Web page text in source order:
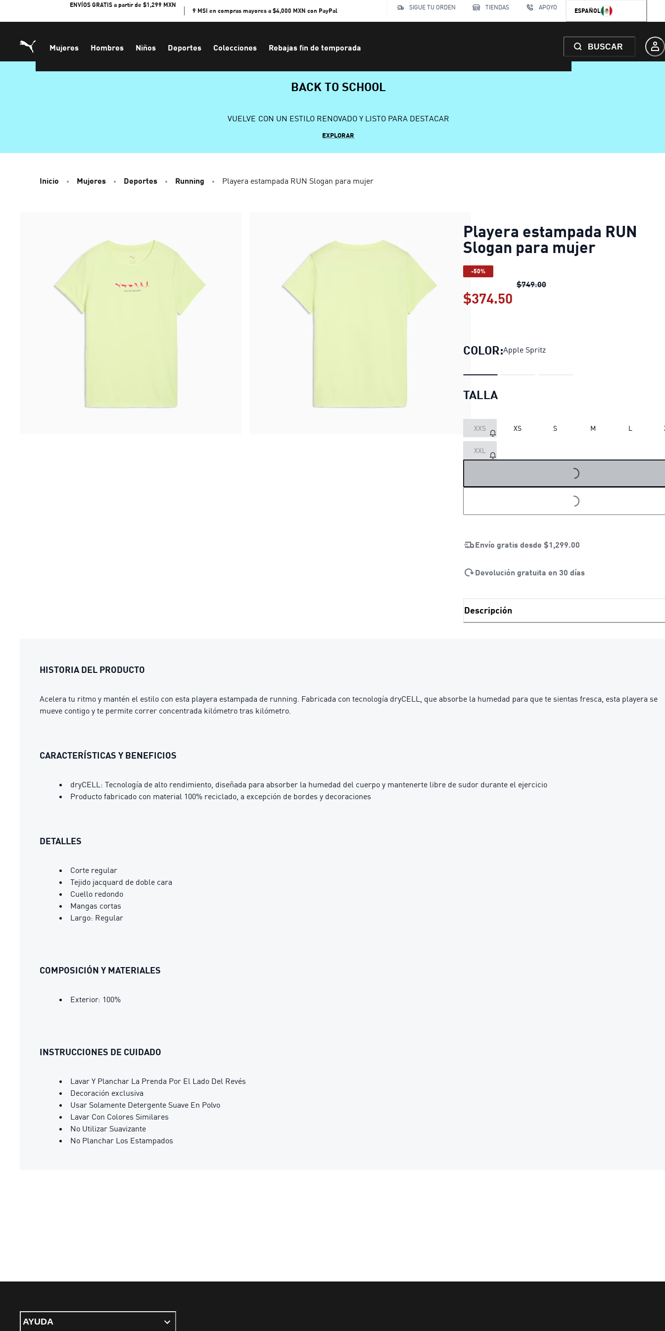
ENVÍOS GRATIS a partir de $1,299 MXN
9 MSI en compras mayores a $4,000 MXN con PayPal
SIGUE TU ORDEN TIENDAS APOYO ESPAÑOL
Mujeres Hombres Niños Deportes Colecciones Rebajas fin de temporada BUSCAR
BACK TO SCHOOL
VUELVE CON UN ESTILO RENOVADO Y LISTO PARA DESTACAR
EXPLORAR
Inicio Mujeres Deportes Running Playera estampada RUN Slogan para mujer
Playera estampada RUN
Slogan para mujer
-50%
$749.00Playera estampada RUN Slogan
$374.50
COLOR:Apple Spritz
TALLA
XXS XS S M L
XXL
LOADING...
LOADING...
Envío gratis desde $1,299.00
Devolución gratuita en 30 días
Descripción
HISTORIA DEL PRODUCTO
Acelera tu ritmo y mantén el estilo con esta playera estampada de running. Fabricada con tecnología dryCELL, que absorbe la humedad para que te sientas fresca, esta playera se
mueve contigo y te permite correr concentrada kilómetro tras kilómetro.
CARACTERÍSTICAS Y BENEFICIOS
dryCELL: Tecnología de alto rendimiento, diseñada para absorber la humedad del cuerpo y mantenerte libre de sudor durante el ejercicio
Producto fabricado con material 100% reciclado, a excepción de bordes y decoraciones
DETALLES
Corte regular
Tejido jacquard de doble cara
Cuello redondo
Mangas cortas
Largo: Regular
COMPOSICIÓN Y MATERIALES
Exterior: 100%
INSTRUCCIONES DE CUIDADO
Lavar Y Planchar La Prenda Por El Lado Del Revés
Decoración exclusiva
Usar Solamente Detergente Suave En Polvo
Lavar Con Colores Similares
No Utilizar Suavizante
No Planchar Los Estampados
AYUDA